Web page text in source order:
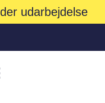
udarbejdelse